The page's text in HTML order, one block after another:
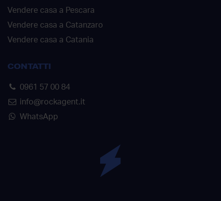
Vendere casa a Pescara
Vendere casa a Catanzaro
Vendere casa a Catania
CONTATTI
0961 57 00 84
info@rockagent.it
WhatsApp